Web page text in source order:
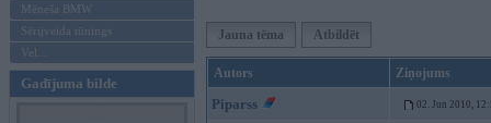
Mēneša BMW
Sērijveida tūnings
Vel...
Gadījuma bilde
Jauna tēma Atbildēt
Autors Ziņojums
Piparss 02. Jun 2010,